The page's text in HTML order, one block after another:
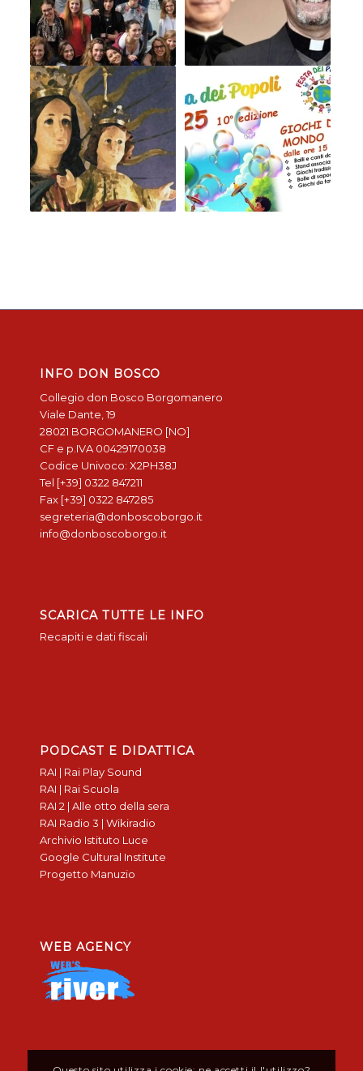
INFO DON BOSCO
Collegio don Bosco Borgomanero
Viale Dante, 19
28021 BORGOMANERO [NO]
CF e p.IVA 00429170038
Codice Univoco: X2PH38J
Tel [+39] 0322 847211
Fax [+39] 0322 847285
segreteria@donboscoborgo.it
info@donboscoborgo.it
SCARICA TUTTE LE INFO
Recapiti e dati fiscali
PODCAST E DIDATTICA
RAI | Rai Play Sound
RAI | Rai Scuola
RAI 2 | Alle otto della sera
RAI Radio 3 | Wikiradio
Archivio Istituto Luce
Google Cultural Institute
Progetto Manuzio
WEB AGENCY